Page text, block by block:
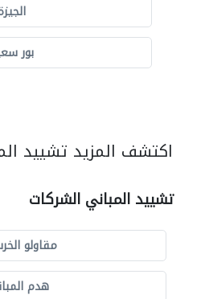
بور
اكتشف المزيد تشييد
تشييد المباني الشركات
مقاولو
هدم